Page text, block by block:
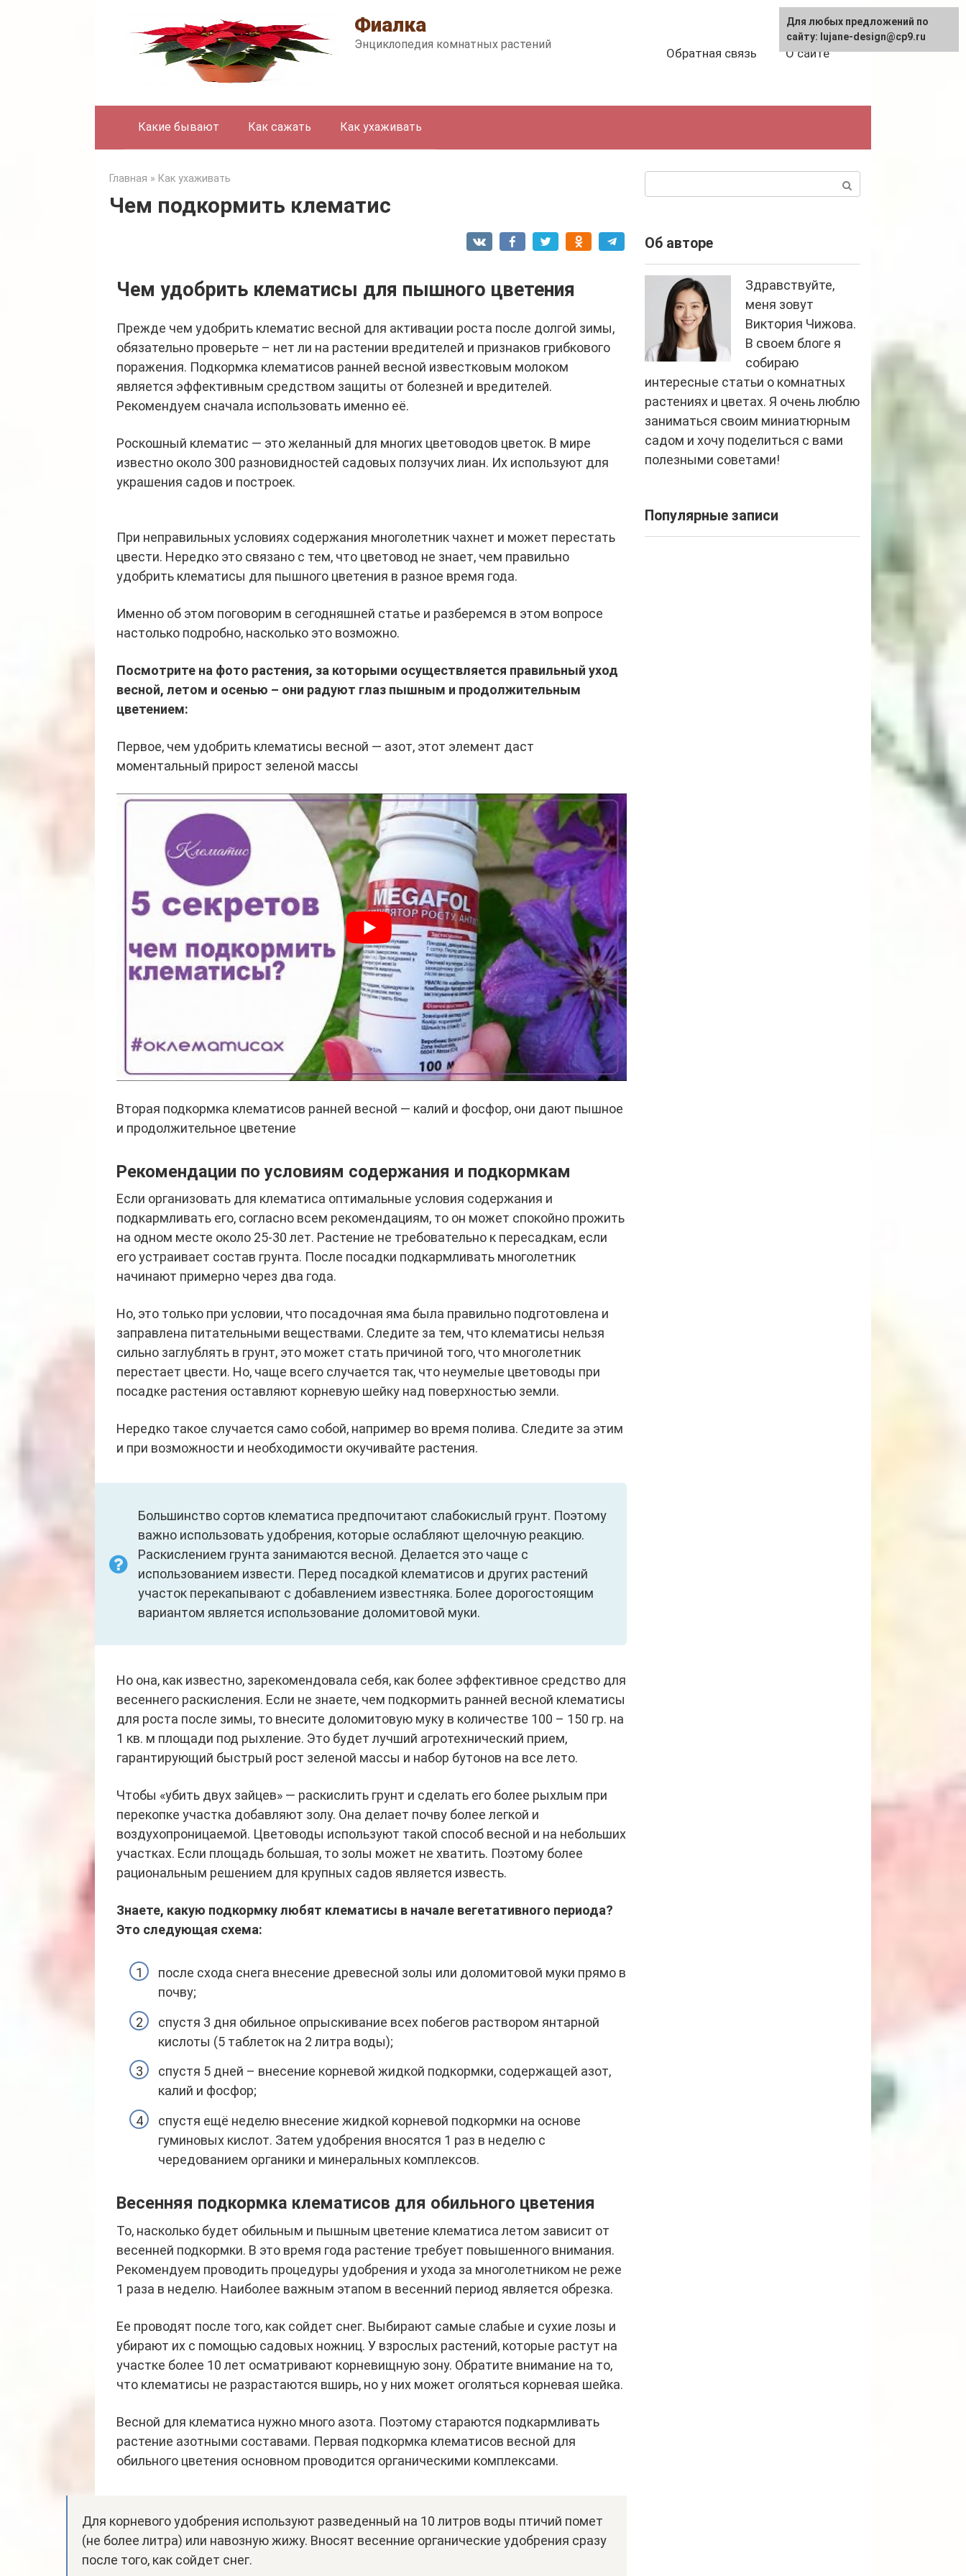
Фиалка
Энциклопедия комнатных растений
Обратная связь О сайте
Какие бывают Как сажать Как ухаживать
Главная » Как ухаживать
Чем подкормить клематис
Чем удобрить клематисы для пышного цветения
Прежде чем удобрить клематис весной для активации роста после долгой зимы,
обязательно проверьте – нет ли на растении вредителей и признаков грибкового
поражения. Подкормка клематисов ранней весной известковым молоком
является эффективным средством защиты от болезней и вредителей.
Рекомендуем сначала использовать именно её.
Роскошный клематис — это желанный для многих цветоводов цветок. В мире
известно около 300 разновидностей садовых ползучих лиан. Их используют для
украшения садов и построек.
При неправильных условиях содержания многолетник чахнет и может перестать
цвести. Нередко это связано с тем, что цветовод не знает, чем правильно
удобрить клематисы для пышного цветения в разное время года.
Именно об этом поговорим в сегодняшней статье и разберемся в этом вопросе
настолько подробно, насколько это возможно.
Посмотрите на фото растения, за которыми осуществляется правильный уход
весной, летом и осенью – они радуют глаз пышным и продолжительным
цветением:
Первое, чем удобрить клематисы весной — азот, этот элемент даст
моментальный прирост зеленой массы
Вторая подкормка клематисов ранней весной — калий и фосфор, они дают пышное
и продолжительное цветение
Рекомендации по условиям содержания и подкормкам
Если организовать для клематиса оптимальные условия содержания и
подкармливать его, согласно всем рекомендациям, то он может спокойно прожить
на одном месте около 25-30 лет. Растение не требовательно к пересадкам, если
его устраивает состав грунта. После посадки подкармливать многолетник
начинают примерно через два года.
Но, это только при условии, что посадочная яма была правильно подготовлена и
заправлена питательными веществами. Следите за тем, что клематисы нельзя
сильно заглублять в грунт, это может стать причиной того, что многолетник
перестает цвести. Но, чаще всего случается так, что неумелые цветоводы при
посадке растения оставляют корневую шейку над поверхностью земли.
Нередко такое случается само собой, например во время полива. Следите за этим
и при возможности и необходимости окучивайте растения.
Большинство сортов клематиса предпочитают слабокислый грунт. Поэтому
важно использовать удобрения, которые ослабляют щелочную реакцию.
Раскислением грунта занимаются весной. Делается это чаще с
использованием извести. Перед посадкой клематисов и других растений
участок перекапывают с добавлением известняка. Более дорогостоящим
вариантом является использование доломитовой муки.
Но она, как известно, зарекомендовала себя, как более эффективное средство для
весеннего раскисления. Если не знаете, чем подкормить ранней весной клематисы
для роста после зимы, то внесите доломитовую муку в количестве 100 – 150 гр. на
1 кв. м площади под рыхление. Это будет лучший агротехнический прием,
гарантирующий быстрый рост зеленой массы и набор бутонов на все лето.
Чтобы «убить двух зайцев» — раскислить грунт и сделать его более рыхлым при
перекопке участка добавляют золу. Она делает почву более легкой и
воздухопроницаемой. Цветоводы используют такой способ весной и на небольших
участках. Если площадь большая, то золы может не хватить. Поэтому более
рациональным решением для крупных садов является известь.
Знаете, какую подкормку любят клематисы в начале вегетативного периода?
Это следующая схема:
после схода снега внесение древесной золы или доломитовой муки прямо в
почву;
спустя 3 дня обильное опрыскивание всех побегов раствором янтарной
кислоты (5 таблеток на 2 литра воды);
спустя 5 дней – внесение корневой жидкой подкормки, содержащей азот,
калий и фосфор;
спустя ещё неделю внесение жидкой корневой подкормки на основе
гуминовых кислот. Затем удобрения вносятся 1 раз в неделю с
чередованием органики и минеральных комплексов.
Весенняя подкормка клематисов для обильного цветения
То, насколько будет обильным и пышным цветение клематиса летом зависит от
весенней подкормки. В это время года растение требует повышенного внимания.
Рекомендуем проводить процедуры удобрения и ухода за многолетником не реже
1 раза в неделю. Наиболее важным этапом в весенний период является обрезка.
Ее проводят после того, как сойдет снег. Выбирают самые слабые и сухие лозы и
убирают их с помощью садовых ножниц. У взрослых растений, которые растут на
участке более 10 лет осматривают корневищную зону. Обратите внимание на то,
что клематисы не разрастаются вширь, но у них может оголяться корневая шейка.
Весной для клематиса нужно много азота. Поэтому стараются подкармливать
растение азотными составами. Первая подкормка клематисов весной для
обильного цветения основном проводится органическими комплексами.
Для корневого удобрения используют разведенный на 10 литров воды птичий помет
(не более литра) или навозную жижу. Вносят весенние органические удобрения сразу
после того, как сойдет снег.
Об авторе
Здравствуйте,
меня зовут
Виктория Чижова.
В своем блоге я
собираю
интересные статьи о комнатных
растениях и цветах. Я очень люблю
заниматься своим миниатюрным
садом и хочу поделиться с вами
полезными советами!
Популярные записи
Для любых предложений по
сайту: lujane-design@cp9.ru